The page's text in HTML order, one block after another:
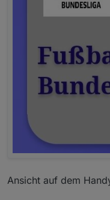
Ansicht auf dem